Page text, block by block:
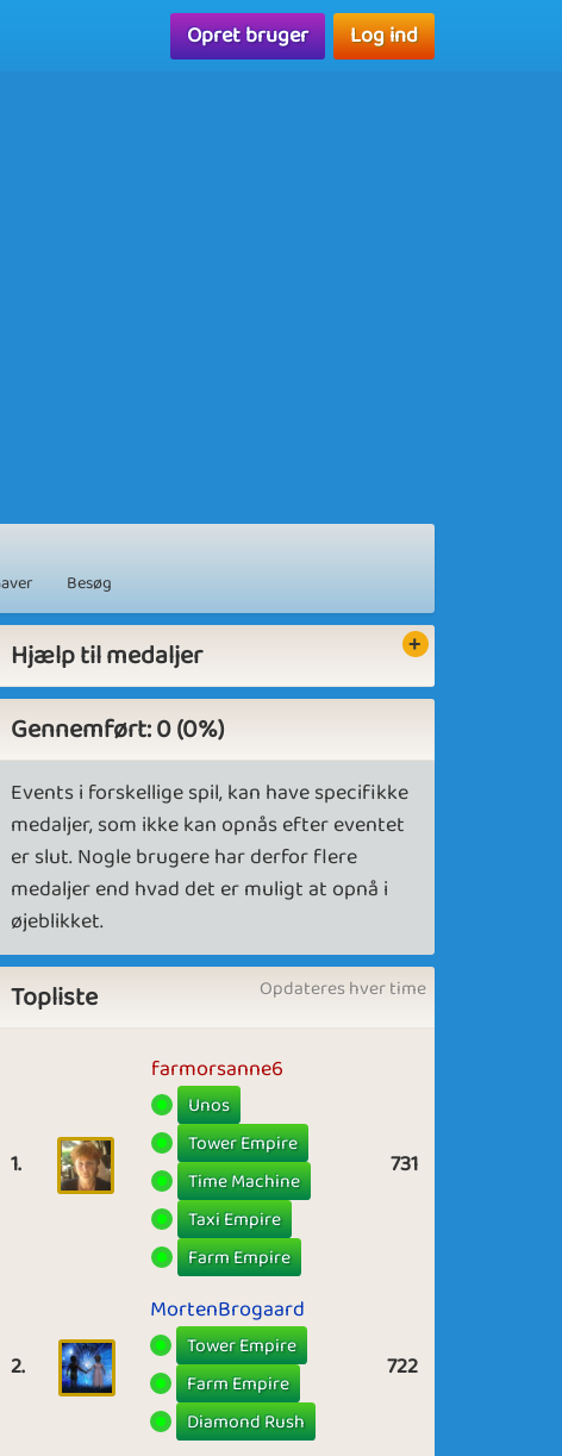
Opret bruger Log ind
Besøg
Hjælp til medaljer
Gennemført: 0 (0%)
Events i forskellige spil, kan have specifikke
medaljer, som ikke kan opnås efter eventet
er slut. Nogle brugere har derfor flere
medaljer end hvad det er muligt at opnå i
øjeblikket.
Topliste Opdateres hver time
1.
farmorsanne6
Unos
Tower Empire
Time Machine
Taxi Empire
Farm Empire
731
2.
MortenBrogaard
Tower Empire
Farm Empire
Diamond Rush
722